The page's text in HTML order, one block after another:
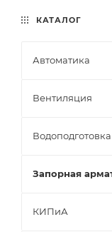
КАТАЛОГ
Автоматика
Вентиляция
Водоподготовка
Запорная
КИПиА